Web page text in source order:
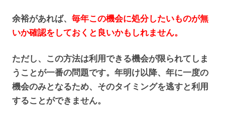
余裕があれば、 毎年この機会に処分したいものが無
いか確認をしておくと良いかもしれません。
ただし、この方法は利用できる機会が限られてしま
うことが一番の問題です。年明け以降、年に一度の
機会のみとなるため、そのタイミングを逃すと利用
することができません。